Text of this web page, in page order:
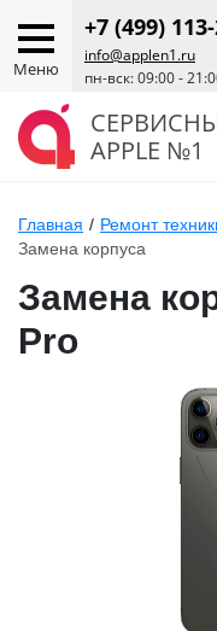
Меню
+7 (499)
info@applen1.ru
пн-вск: 09:00 -
APPLE №1
Главная / Ремонт
Замена корпуса
Замена
Pro